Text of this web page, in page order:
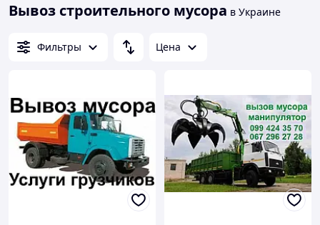
Вывоз строительного мусора в Украине
Фильтры Цена